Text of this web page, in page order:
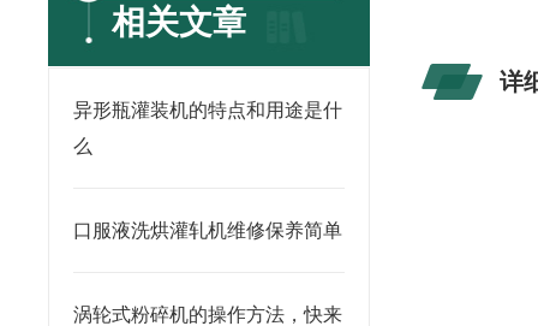
相关文章
异形瓶灌装机的特点和用途是什
么
口服液洗烘灌轧机维修保养简单
涡轮式粉碎机的操作方法，快来
详